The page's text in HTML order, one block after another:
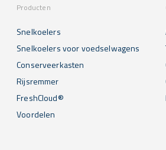
Producten
Snelkoelers
Snelkoelers voor voedselwagens
Conserveerkasten
Rijsremmer
FreshCloud®
Voordelen